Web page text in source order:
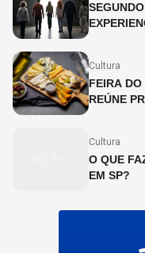
Cultura
FEIRA
REÚNE
Cultura
O QUE
EM SP?